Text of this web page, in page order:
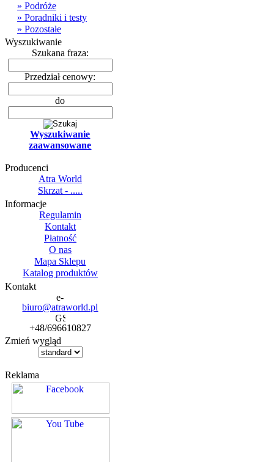
» Podróże
» Poradniki i testy
» Pozostałe
Wyszukiwanie
Szukana fraza:
Przedział cenowy:
do
Wyszukiwanie
zaawansowane
Producenci
Atra World
Skrzat - .....
Informacje
Regulamin
Kontakt
Płatność
O nas
Mapa Sklepu
Katalog produktów
Kontakt
biuro@atraworld.pl
+48/696610827
Zmień wygląd
Reklama